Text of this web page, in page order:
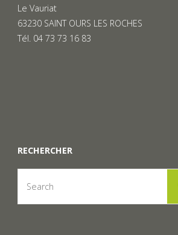
Le Vauriat
63230 SAINT OURS LES ROCHES
Tél. 04 73 73 16 83
RECHERCHER